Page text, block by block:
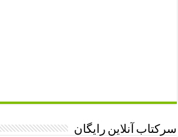
سرکتاب آنلاین رایگان